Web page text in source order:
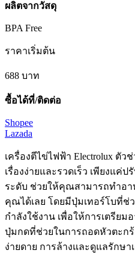
ผลิตจากวัสดุ
BPA Free
ราคาเริ่มต้น
688 บาท
ซื้อได้ที่/ติดต่อ
Shopee
Lazada
เครื่องตีไข่ไฟฟ้า Electrolux ตัว
เรื่องง่ายและรวดเร็ว เพียงแค่ป
ระดับ ช่วยให้คุณสามารถทำอ
คุณได้เลย โดยมีปุ่มเทอร์โบที่
กำลังใช้งาน เพื่อให้การเตรีย
ปุ่มกดที่ช่วยในการถอดหัวตะก
ง่ายดาย การล้างและดูแลรักษา